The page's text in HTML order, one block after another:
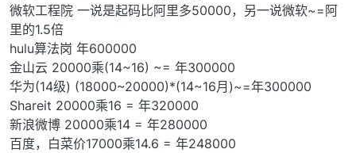
微软工程院 一说是起码比阿里多50000，另一说微软~=阿
里的1.5倍
hulu算法岗 年600000
金山云 20000乘(14~16) ~= 年300000
华为(14级) (18000~20000)*(14~16月)~=年300000
Shareit 20000乘16 = 年320000
新浪微博 20000乘14 = 年280000
百度，白菜价17000乘14.6 = 年248000